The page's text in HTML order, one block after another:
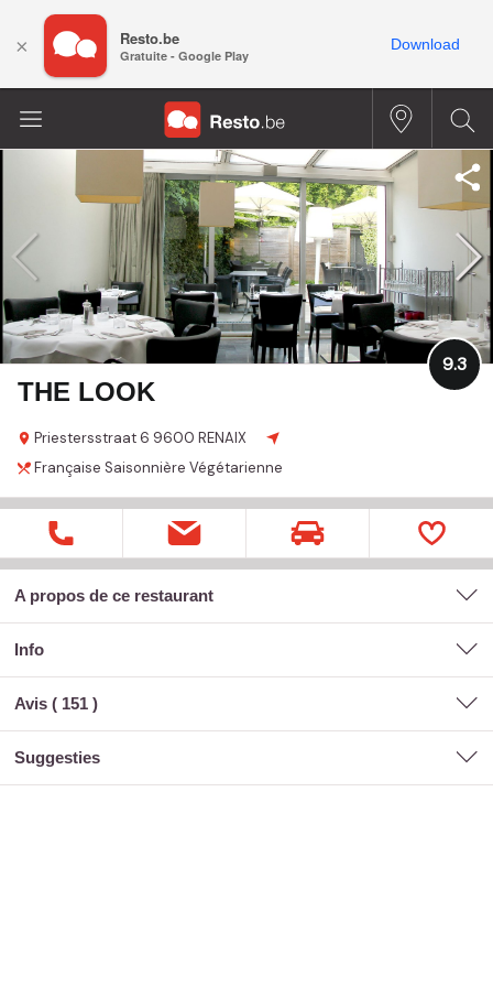
THE LOOK
Priestersstraat6 9600 RENAIX
9.3
Française Saisonnière Végétarienne
A propos de ce restaurant
Info
Avis ( 151 )
suggesties
× Resto.be
Gratuite - Google Play
Download